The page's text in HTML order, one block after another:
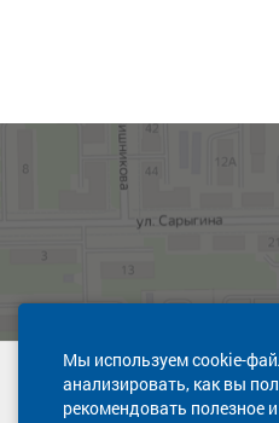
Мы используем cookie-
анализировать, как вы
рекомендовать полезное
Техническая